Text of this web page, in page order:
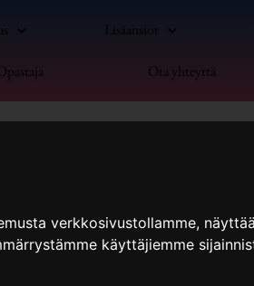
verkkosivustollamme,
käyttäjiemme
Lisäansiot
Ota yhteyttä